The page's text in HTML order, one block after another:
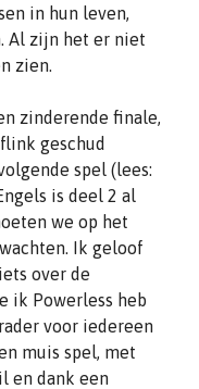
in hun leven,
Al zijn het er niet
zien.
zinderende finale,
geschud
spel (lees:
is deel 2 al
we op het
Ik geloof
over de
ik Powerless heb
voor iedereen
muis spel, met
en dank een